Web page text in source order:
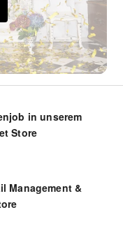
in unserem
Store
Management &